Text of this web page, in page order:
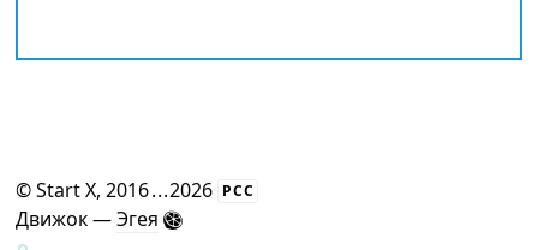
©Start X, 2016...2026 РСС
Движок —Эгея